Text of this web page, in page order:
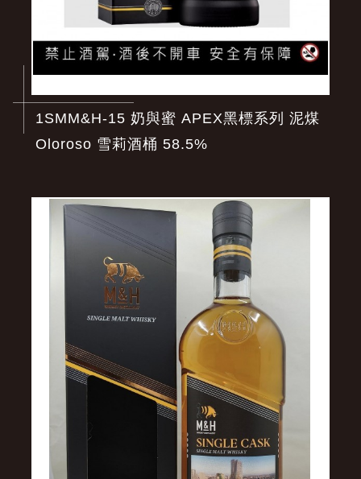
1SMM&H-15 奶與蜜 APEX黑標系列 泥煤
Oloroso 雪莉酒桶 58.5%